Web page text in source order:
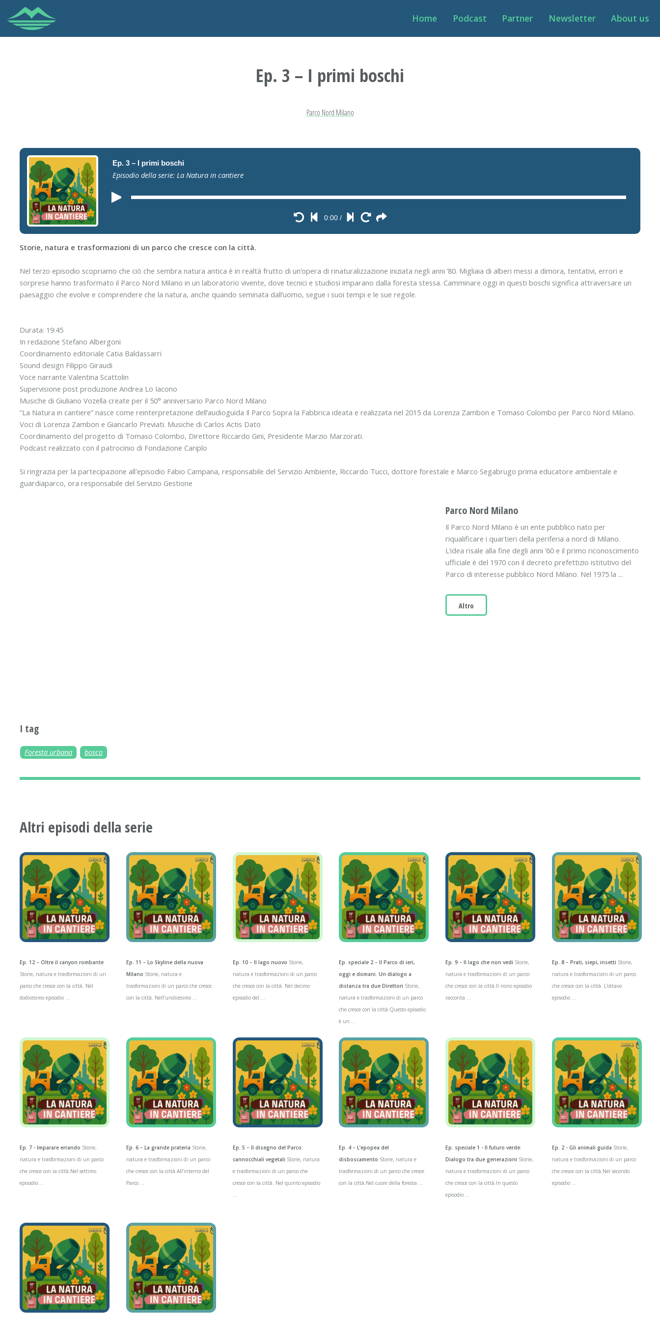
Home Podcast Partner Newsletter About us
Ep. 3 – I primi boschi
Parco Nord Milano
Ep. 3 – I primi boschi
Episodio della serie: La Natura in cantiere
0:00 /
Storie, natura e trasformazioni di un parco che cresce con la città.
Nel terzo episodio scopriamo che ciò che sembra natura antica è in realtà frutto di un’opera di rinaturalizzazione iniziata negli anni ’80. Migliaia di alberi messi a dimora, tentativi, errori e
sorprese hanno trasformato il Parco Nord Milano in un laboratorio vivente, dove tecnici e studiosi imparano dalla foresta stessa. Camminare oggi in questi boschi significa attraversare un
paesaggio che evolve e comprendere che la natura, anche quando seminata dall’uomo, segue i suoi tempi e le sue regole.
Durata: 19:45
In redazione Stefano Albergoni
Coordinamento editoriale Catia Baldassarri
Sound design Filippo Giraudi
Voce narrante Valentina Scattolin
Supervisione post produzione Andrea Lo Iacono
Musiche di Giuliano Vozella create per il 50° anniversario Parco Nord Milano
“La Natura in cantiere” nasce come reinterpretazione dell’audioguida Il Parco Sopra la Fabbrica ideata e realizzata nel 2015 da Lorenza Zambon e Tomaso Colombo per Parco Nord Milano.
Voci di Lorenza Zambon e Giancarlo Previati. Musiche di Carlos Actis Dato
Coordinamento del progetto di Tomaso Colombo, Direttore Riccardo Gini, Presidente Marzio Marzorati.
Podcast realizzato con il patrocinio di Fondazione Cariplo
Si ringrazia per la partecipazione all'episodio Fabio Campana, responsabile del Servizio Ambiente, Riccardo Tucci, dottore forestale e Marco Segabrugo prima educatore ambientale e
guardiaparco, ora responsabile del Servizio Gestione
Parco Nord Milano
Il Parco Nord Milano è un ente pubblico nato per
riqualificare i quartieri della periferia a nord di Milano.
L’idea risale alla fine degli anni ’60 e il primo riconoscimento
ufficiale è del 1970 con il decreto prefettizio istitutivo del
Parco di interesse pubblico Nord Milano. Nel 1975 la ...
Altro
I tag
Foresta urbana bosco
Altri episodi della serie
Ep. 12 – Oltre il canyon rombante
Storie, natura e trasformazioni di un
parco che cresce con la città. Nel
dodicesimo episodio ...
Ep. 11 – Lo Skyline della nuova
Milano Storie, natura e
trasformazioni di un parco che cresce
con la città. Nell’undicesimo ...
Ep. 10 – Il lago nuovo Storie,
natura e trasformazioni di un parco
che cresce con la città. Nel decimo
episodio del ...
Ep. speciale 2 – Il Parco di ieri,
oggi e domani. Un dialogo a
distanza tra due Direttori Storie,
natura e trasformazioni di un parco
che cresce con la città.Questo episodio
è un ...
Ep. 9 – Il lago che non vedi Storie,
natura e trasformazioni di un parco
che cresce con la città.Il nono episodio
racconta ...
Ep. 8 – Prati, siepi, insetti Storie,
natura e trasformazioni di un parco
che cresce con la città. L'ottavo
episodio ...
Ep. 7 - Imparare errando Storie,
natura e trasformazioni di un parco
che cresce con la città.Nel settimo
episodio ...
Ep. 6 – La grande prateria Storie,
natura e trasformazioni di un parco
che cresce con la città.All’interno del
Parco ...
Ep. 5 – Il disegno del Parco:
cannocchiali vegetali Storie, natura
e trasformazioni di un parco che
cresce con la città. Nel quinto episodio
...
Ep. 4 – L’epopea del
disboscamento Storie, natura e
trasformazioni di un parco che cresce
con la città.Nel cuore della foresta ...
Ep. speciale 1 - Il futuro verde:
Dialogo tra due generazioni Storie,
natura e trasformazioni di un parco
che cresce con la città.In questo
episodio ...
Ep. 2 - Gli animali guida Storie,
natura e trasformazioni di un parco
che cresce con la città.Nel secondo
episodio ...